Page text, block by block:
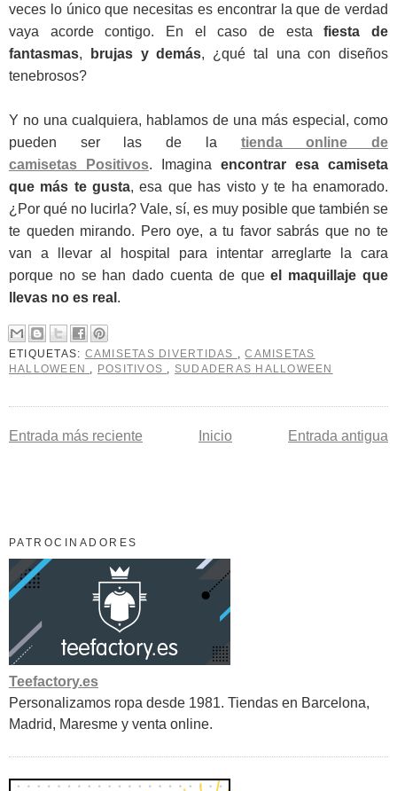
veces lo único que necesitas es encontrar la que de verdad
vaya acorde contigo. En el caso de estafiesta de
fantasmas, brujas y demás, ¿qué tal una con diseños
tenebrosos?
Y no una cualquiera, hablamos de una más especial, como
pueden ser las de la tienda online de
camisetas Positivos. Imagina encontrar esa camiseta
que más te gusta, esa que has visto y te ha enamorado.
¿Por qué no lucirla? Vale, sí, es muy posible que también se
te queden mirando. Pero oye, a tu favor sabrás que no te
van a llevar al hospital para intentar arreglarte la cara
porque no se han dado cuenta de queel maquillaje que
llevas no es real .
ETIQUETAS: CAMISETAS DIVERTIDAS ,CAMISETAS
HALLOWEEN , POSITIVOS , SUDADERAS HALLOWEEN
Entrada más reciente Entrada antigua
Inicio
PATROCINADORES
Teefactory.es
Personalizamos ropa desde 1981. Tiendas en Barcelona,
Madrid, Maresme y venta online.